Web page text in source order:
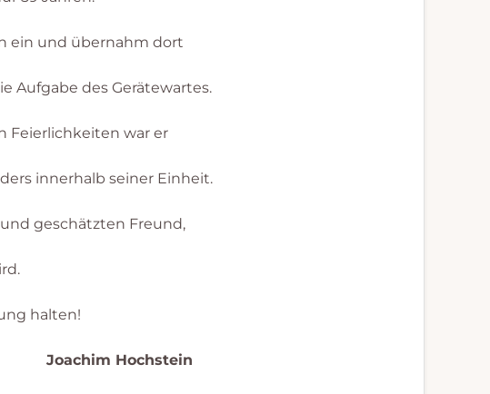
ein und übernahm dort
Aufgabe des Gerätewartes.
Feierlichkeiten war er
innerhalb seiner Einheit.
geschätzten Freund,
halten!
Hochstein